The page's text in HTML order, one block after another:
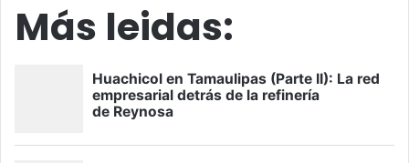
Más leidas: